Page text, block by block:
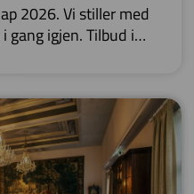
2026. Vi stiller med
gang igjen. Tilbud i